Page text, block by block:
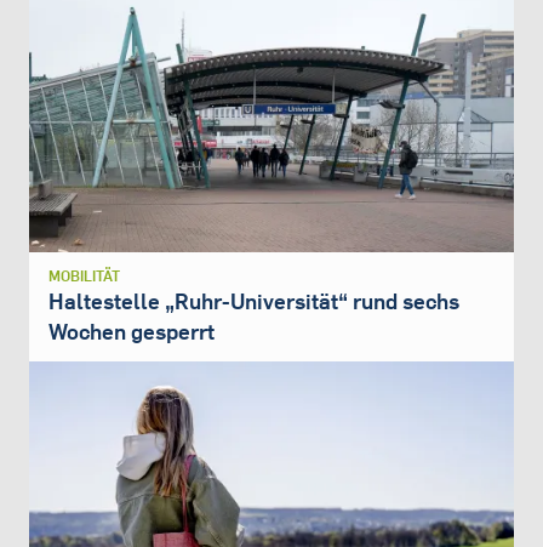
MOBILITÄT
Haltestelle „Ruhr-Universität“ rund sechs
Wochen gesperrt